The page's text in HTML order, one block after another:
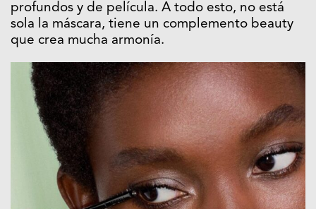
profundos y de película. A todo esto, no está
sola la máscara, tiene un complemento beauty
que crea mucha armonía.